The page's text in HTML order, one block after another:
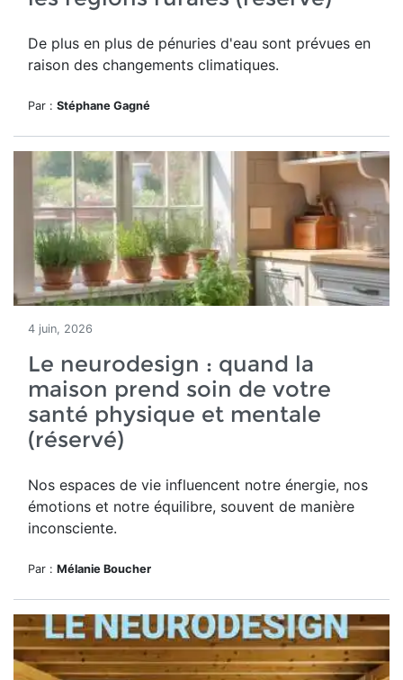
De plus en plus de pénuries d'eau sont prévues en
raison des changements climatiques.
Par : Stéphane Gagné
4 juin, 2026
Le neurodesign : quand la
maison prend soin de votre
santé physique et mentale
(réservé)
Nos espaces de vie influencent notre énergie, nos
émotions et notre équilibre, souvent de manière
inconsciente.
Par : Mélanie Boucher